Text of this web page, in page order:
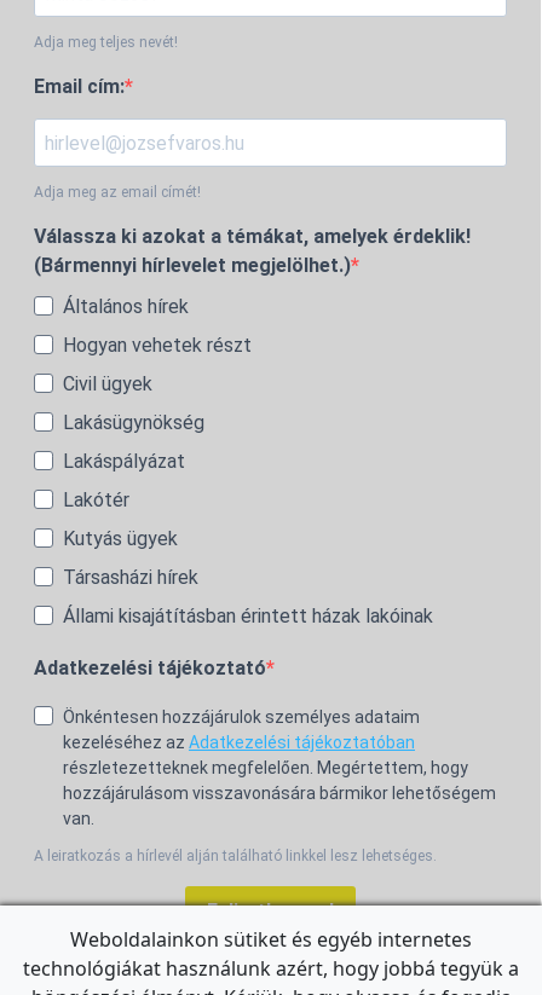
Adja meg teljes nevét!
Email cím:
Adja meg az email címét!
Válassza ki azokat a témákat, amelyek érdeklik!
(Bármennyi hírlevelet megjelölhet.)
Általános hírek
Hogyan vehetek részt
Civil ügyek
Lakásügynökség
Lakáspályázat
Lakótér
Kutyás ügyek
Társasházi hírek
Állami kisajátításban érintett házak lakóinak
Adatkezelési tájékoztató
Önkéntesen hozzájárulok személyes adataim
kezeléséhez az Adatkezelési tájékoztatóban
részletezetteknek megfelelően. Megértettem, hogy
hozzájárulásom visszavonására bármikor lehetőségem
van.
A leiratkozás a hírlevél alján található linkkel lesz lehetséges.
Feliratkozom!
Weboldalainkon sütiket és egyéb internetes
technológiákat használunk azért, hogy jobbá tegyük a